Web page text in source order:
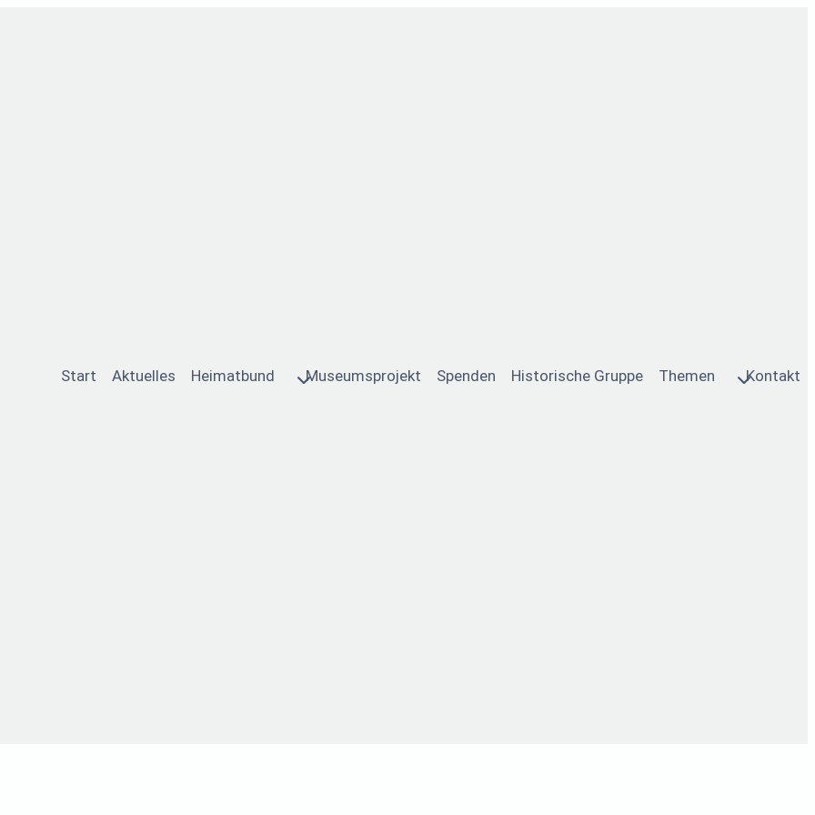
Start Aktuelles Heimatbund Museumsprojekt Spenden Historische Gruppe Themen Kontakt